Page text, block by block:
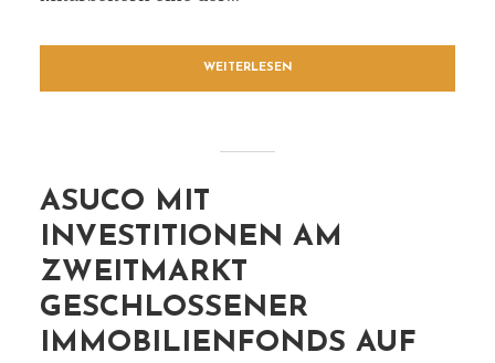
WEITERLESEN
ASUCO MIT
INVESTITIONEN AM
ZWEITMARKT
GESCHLOSSENER
IMMOBILIENFONDS AUF